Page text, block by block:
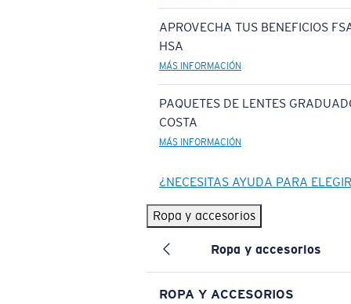
APROVECHA TUS BENEFICIOS
HSA
MÁS INFORMACIÓN
PAQUETES DE LENTES
COSTA
MÁS INFORMACIÓN
¿NECESITAS AYUDA PARA
Ropa y accesorios
Ropa y accesorios
ROPA Y ACCESORIOS